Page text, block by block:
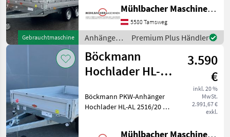
Gebrauchtmaschine
Zustand!! Im
Kundenauftrag zu
verkaufen, deshalb
PRIVATVERKAUF -
erstmalige Zulassung 04/
Mühlbacher Maschinen GmbH
5580 Tamsweg
Anhänger /
Böckmann
Premium Plus Händler
Böckmann
Hochlader HL-AL
2,56x1,65m
3.590
€
inkl. 20 %
MwSt.
2.991,67 €
exkl.
Böckmann PKW-Anhänger
Hochlader HL-AL 2516/20 -
Mühlbacher Maschinen GmbH